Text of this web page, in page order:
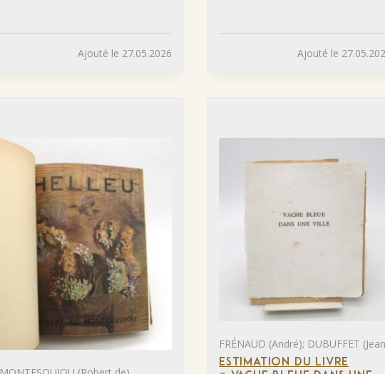
Ajouté le 27.05.2026 Ajouté le
FRÉNAUD (André); DUBUFFET
ESTIMATION DU LIVRE